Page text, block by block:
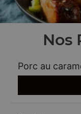
Nos
Porc au